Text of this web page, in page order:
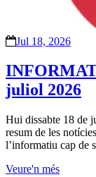
Jul 18, 2026
juliol 2026
Hui dissabte 18 de
resum de les
l’informatiu cap de
Veure'n més